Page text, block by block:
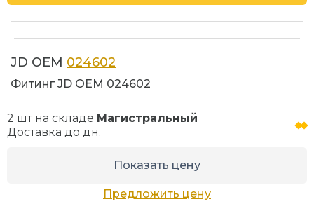
JD OEM 024602
Фитинг JD OEM 024602
2 шт на складе Магистральный
Доставка додн.
Показать цену
Предложить цену